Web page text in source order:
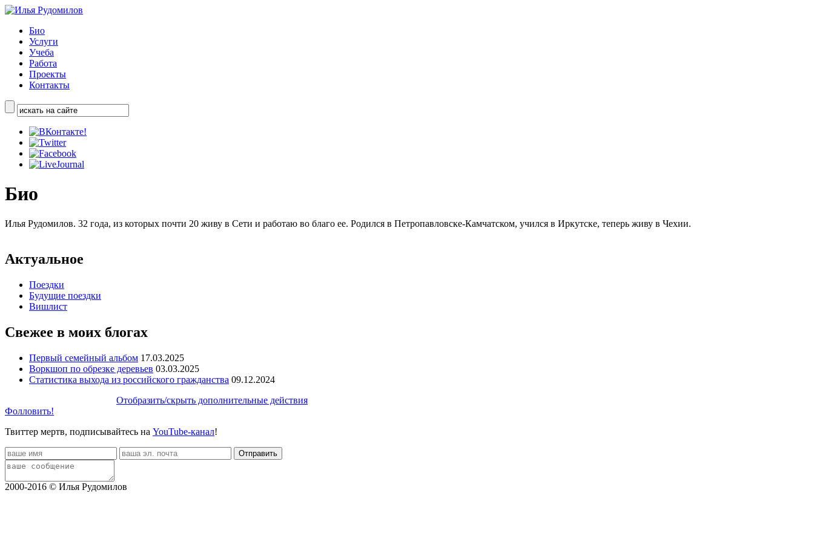
Био
Услуги
Учеба
Работа
Проекты
Контакты
Био
Илья Рудомилов. 32 года, из которых почти 20 живу в Сети и работаю во благо ее. Родился в Петропавловске-Камчатском, учился в Иркутске, теперь живу в Чехии.
Актуальное
Поездки
Будущие поездки
Вишлист
Свежее в моих блогах
Первый семейный альбом 17.03.2025
Воркшоп по обрезке деревьев 03.03.2025
Статистика выхода из российского гражданства 09.12.2024
Отобразить/скрыть дополнительные действия
Фолловить!
Твиттер мертв, подписывайтесь на YouTube-канал!
2000-2016 © Илья Рудомилов